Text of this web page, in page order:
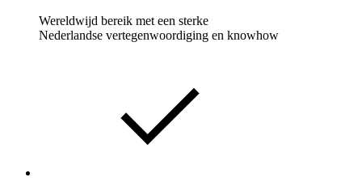
Wereldwijd bereik met een sterke
Nederlandse vertegenwoordiging en knowhow